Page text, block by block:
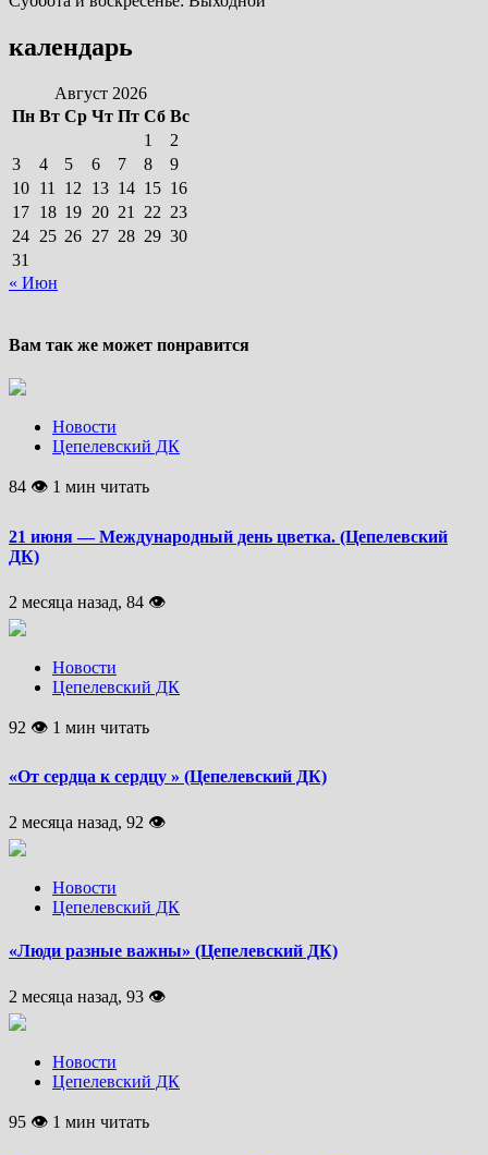
календарь
Август 2026
Пн Вт Ср Чт Пт Сб Вс
1
2
3
4 5 6 7 8
9
10 11 12 13 14 15 16
17 18 19 20 21 22 23
24 25 26 27 28 29 30
31
« Июн
Вам так же может понравится
Новости
Цепелевский ДК
84 👁 1 мин читать
21 июня — Международный день цветка. (Цепелевский
ДК)
2 месяца назад, 84 👁
Новости
Цепелевский ДК
92 👁 1 мин читать
«От сердца к сердцу » (Цепелевский ДК)
2 месяца назад, 92 👁
Новости
Цепелевский ДК
«Люди разные важны» (Цепелевский ДК)
2 месяца назад, 93 👁
Новости
Цепелевский ДК
95 👁 1 мин читать